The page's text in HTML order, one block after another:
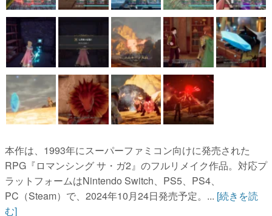
本作は、1993年にスーパーファミコン向けに発売された
RPG『ロマンシング サ・ガ2』のフルリメイク作品。対応プ
ラットフォームはNintendo Switch、PS5、PS4、
PC（Steam）で、2024年10月24日発売予定。... [続きを読
む]